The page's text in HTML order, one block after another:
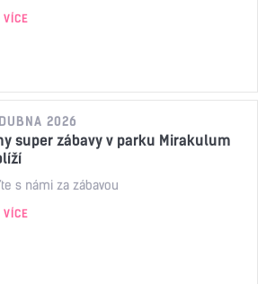
VÍCE
2026
super zábavy v parku Mirakulum
s námi za zábavou
VÍCE